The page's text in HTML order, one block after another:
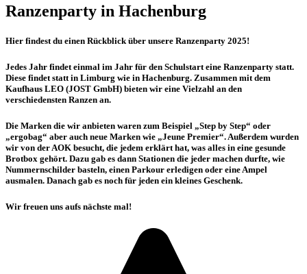
Ranzenparty in Hachenburg
Hier findest du einen Rückblick über unsere Ranzenparty 2025!
Jedes Jahr findet einmal im Jahr für den Schulstart eine Ranzenparty statt.
Diese findet statt in Limburg wie in Hachenburg. Zusammen mit dem
Kaufhaus LEO (JOST GmbH) bieten wir eine Vielzahl an den
verschiedensten Ranzen an.
Die Marken die wir anbieten waren zum Beispiel „Step by Step“ oder
„ergobag“ aber auch neue Marken wie „Jeune Premier“. Außerdem wurden
wir von der AOK besucht, die jedem erklärt hat, was alles in eine gesunde
Brotbox gehört. Dazu gab es dann Stationen die jeder machen durfte, wie
Nummernschilder basteln, einen Parkour erledigen oder eine Ampel
ausmalen. Danach gab es noch für jeden ein kleines Geschenk.
Wir freuen uns aufs nächste mal!